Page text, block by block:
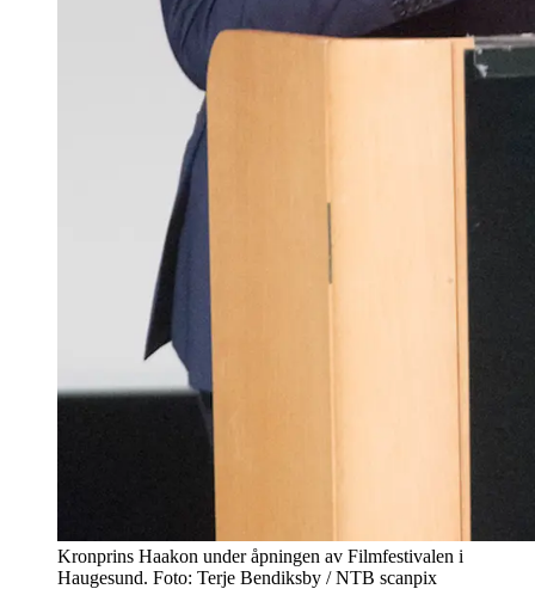
Kronprins Haakon under åpningen av Filmfestivalen i
Haugesund. Foto: Terje Bendiksby / NTB scanpix